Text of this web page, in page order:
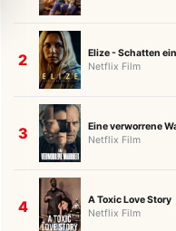
Elize - Schatten
Netflix Film
Eine verworrene
Netflix Film
A Toxic Love Story
Netflix Film